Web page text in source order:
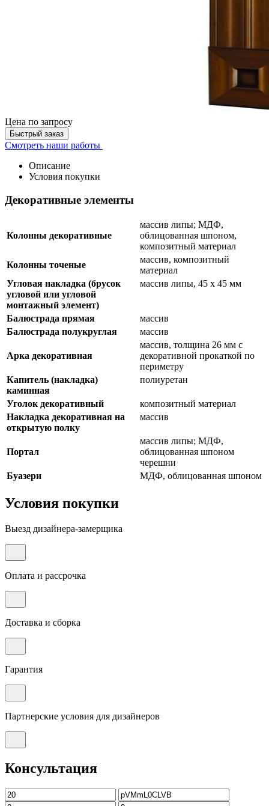
Цена по запросу
Быстрый заказ
Смотреть наши работы
Описание
Условия покупки
Декоративные элементы
Колонны декоративные
массив липы; МДФ,
облицованная шпоном,
композитный материал
Колонны точеные
массив, композитный
материал
Угловая накладка (брусок
угловой или угловой
монтажный элемент)
массив липы, 45 х 45 мм
Балюстрада прямая
массив
Балюстрада полукруглая
массив
Арка декоративная
массив, толщина 26 мм с
декоративной прокаткой по
периметру
Капитель (накладка)
каминная
полиуретан
Уголок декоративный
композитный материал
Накладка декоративная на
открытую полку
массив
Портал
массив липы; МДФ,
облицованная шпоном
черешни
Буазери
МДФ, облицованная шпоном
Условия покупки
Выезд дизайнера-замерщика
Оплата и рассрочка
Доставка и сборка
Гарантия
Партнерские условия для дизайнеров
Консультация